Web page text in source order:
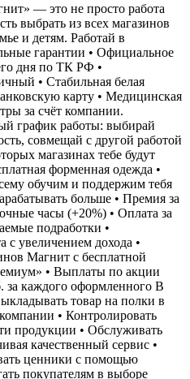
— это не просто работа
выбрать из всех магазинов
и детям. Работай в
гарантии • Официальное
дня по ТК РФ •
• Стабильная белая
карту • Медицинская
за счёт компании.
график работы: выбирай
совмещай с другой работой
магазинах тебе будут
форменная одежда •
обучим и поддержим тебя
больше • Премия за
часы (+20%) • Оплата за
подработки •
с увеличением дохода •
Магнит с бесплатной
• Выплаты по акции
за каждого оформленного В
товар на полки в
• Контролировать
продукции • Обслуживать
качественный сервис •
ценники с помощью
покупателям в выборе